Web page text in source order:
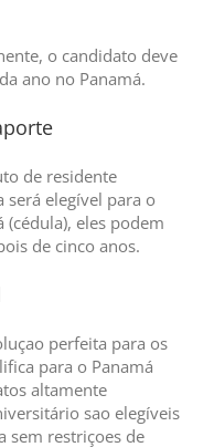
o candidato deve
ano no Panamá.
de residente
será elegível para o
eles podem
de cinco anos.
perfeita para os
para o Panamá
altamente
sao elegíveis
sem restriçoes de